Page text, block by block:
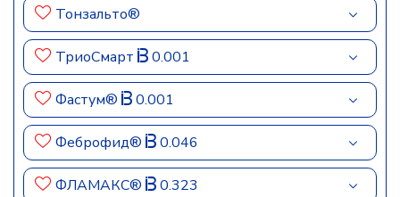
Тонзальто®
ТриоСмарт 0.001
Фастум® 0.001
Феброфид® 0.046
ФЛАМАКС® 0.323